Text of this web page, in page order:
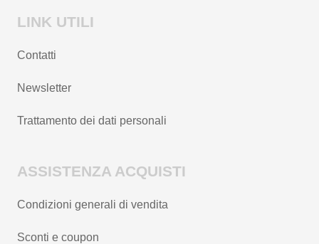
LINK UTILI
Contatti
Newsletter
Trattamento dei dati personali
ASSISTENZA ACQUISTI
Condizioni generali di vendita
Sconti e coupon